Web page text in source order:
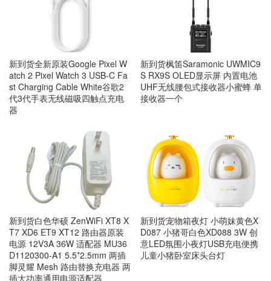
新到货全新原装Google Pixel W
atch 2 Pixel Watch 3 USB-C Fa
st Charging Cable White谷歌2
代3代手表无线磁吸四触点充电
器
新到货枫笛Saramonic UWMIC9
S RX9S OLED显示屏 内置电池
UHF无线腰包式接收器小蜜蜂 单
接收器一个
新到货白色华硕 ZenWiFi XT8 X
T7 XD6 ET9 XT12 路由器原装
电源 12V3A 36W 适配器 MU36
D1120300-A1 5.5*2.5mm 两插
脚灵耀 Mesh 路由替换充电器 两
插大功率通用电源适配器
新到货宠物箱夜灯 小萌妹黄色X
D087 小猪哥白色XD088 3W 创
意LED氛围小夜灯USB充电便携
儿童小猪卧室床头台灯